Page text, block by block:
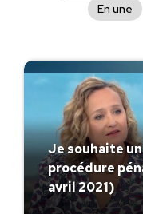
En une
Je souhaite
procédure
avril 2021)